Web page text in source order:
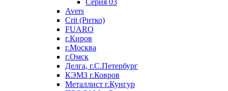
Серия 03
Avers
Crit (Ритко)
FUARO
г.Киров
г.Москва
г.Омск
Делга, г.С.Петербург
КЭМЗ г.Ковров
Металлист г.Кунгур